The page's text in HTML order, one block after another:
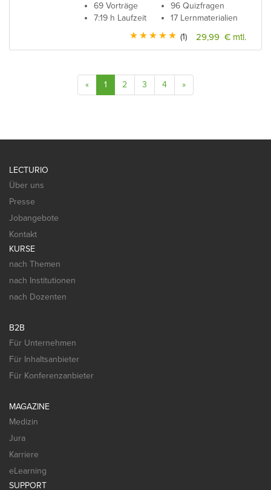
69 Vorträge
7:19 h Laufzeit
96 Quizfragen
17 Lernmaterialien
29,99 € mtl.
(1)
« 1 2 3 4 »
LECTURIO
Über uns
Presse
Jobangebote
Kontakt
KURSE
nach Themen
nach Institutionen
nach Dozenten
B2B
Für Unternehmen
Für Inhaltsanbieter
Für Konferenzanbieter
MAGAZINE
Medizin
Jura
Karriere
eLearning
SUPPORT